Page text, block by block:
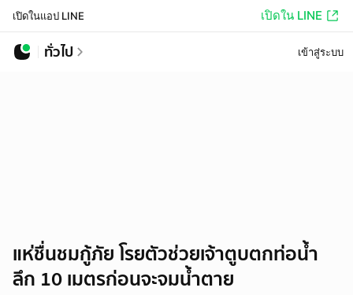
เปิดในแอป LINE เปิดใน LINE
ทั่วไป เข้าสู่ระบบ
แห่ชื่นชมกู้ภัย โรยตัวช่วยเจ้าตูบตกท่อน้ำ
ลึก 10 เมตรก่อนจะจมน้ำตาย